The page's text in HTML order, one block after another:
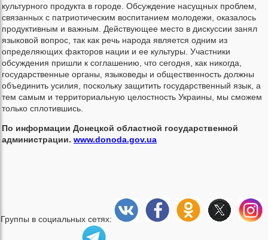
культурного продукта в городе. Обсуждение насущных проблем,
связанных с патриотическим воспитанием молодежи, оказалось
продуктивным и важным. Действующее место в дискуссии занял
языковой вопрос, так как речь народа является одним из
определяющих факторов нации и ее культуры. Участники
обсуждения пришли к соглашению, что сегодня, как никогда,
государственные органы, языковеды и общественность должны
объединить усилия, поскольку защитить государственный язык, а
тем самым и территориальную целостность Украины, мы сможем
только сплотившись.
По информации Донецкой областной государственной
администрации. www.donoda.gov.ua
Группы в социальных сетях: